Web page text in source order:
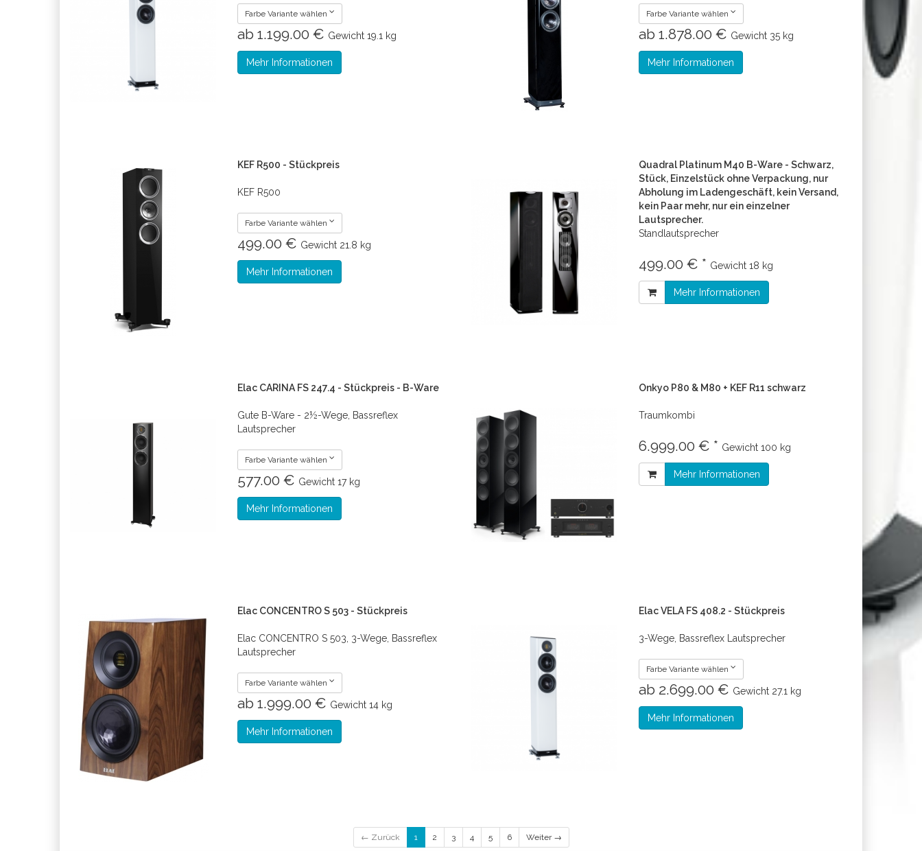
Farbe Variante wählen
ab 1.199.00 € Gewicht 19.1 kg
Mehr Informationen
Farbe Variante wählen
ab 1.878.00 € Gewicht 35 kg
Mehr Informationen
KEF R500 - Stückpreis
KEF R500
Farbe Variante wählen
499.00 € Gewicht 21.8 kg
Mehr Informationen
Quadral Platinum M40 B-Ware - Schwarz,
Stück, Einzelstück ohne Verpackung, nur
Abholung im Ladengeschäft, kein Versand,
kein Paar mehr, nur ein einzelner
Lautsprecher.
Standlautsprecher
499.00 € * Gewicht 18 kg
Mehr Informationen
Elac CARINA FS 247.4 - Stückpreis - B-Ware
Gute B-Ware - 2½-Wege, Bassreflex
Lautsprecher
Farbe Variante wählen
577.00 € Gewicht 17 kg
Mehr Informationen
Onkyo P80 & M80 + KEF R11 schwarz
Traumkombi
6.999.00 € * Gewicht 100 kg
Mehr Informationen
Elac CONCENTRO S 503 - Stückpreis
Elac CONCENTRO S 503, 3-Wege, Bassreflex
Lautsprecher
Farbe Variante wählen
ab 1.999.00 € Gewicht 14 kg
Mehr Informationen
Elac VELA FS 408.2 - Stückpreis
3-Wege, Bassreflex Lautsprecher
Farbe Variante wählen
ab 2.699.00 € Gewicht 27.1 kg
Mehr Informationen
← Zurück 1 2 3 4 5 6 Weiter →